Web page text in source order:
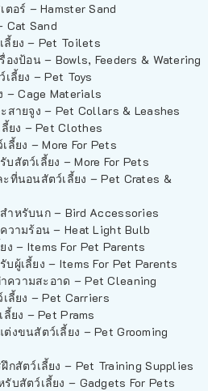
ตอร์ – Hamster Sand
Cat Sand
ลี้ยง – Pet Toilets
องป้อน – Bowls, Feeders & Watering
ลี้ยง – Pet Toys
– Cage Materials
สายจูง – Pet Collars & Leashes
ลี้ยง – Pet Clothes
ลี้ยง – More For Pets
บสัตว์เลี้ยง – More For Pets
ที่นอนสัตว์เลี้ยง – Pet Crates &
ำหรับนก – Bird Accessories
วามร้อน – Heat Light Bulb
ง – Items For Pet Parents
บผู้เลี้ยง – Items For Pet Parents
วามสะอาด – Pet Cleaning
เลี้ยง – Pet Carriers
ลี้ยง – Pet Prams
งขนสัตว์เลี้ยง – Pet Grooming
กสัตว์เลี้ยง – Pet Training Supplies
รับสัตว์เลี้ยง – Gadgets For Pets